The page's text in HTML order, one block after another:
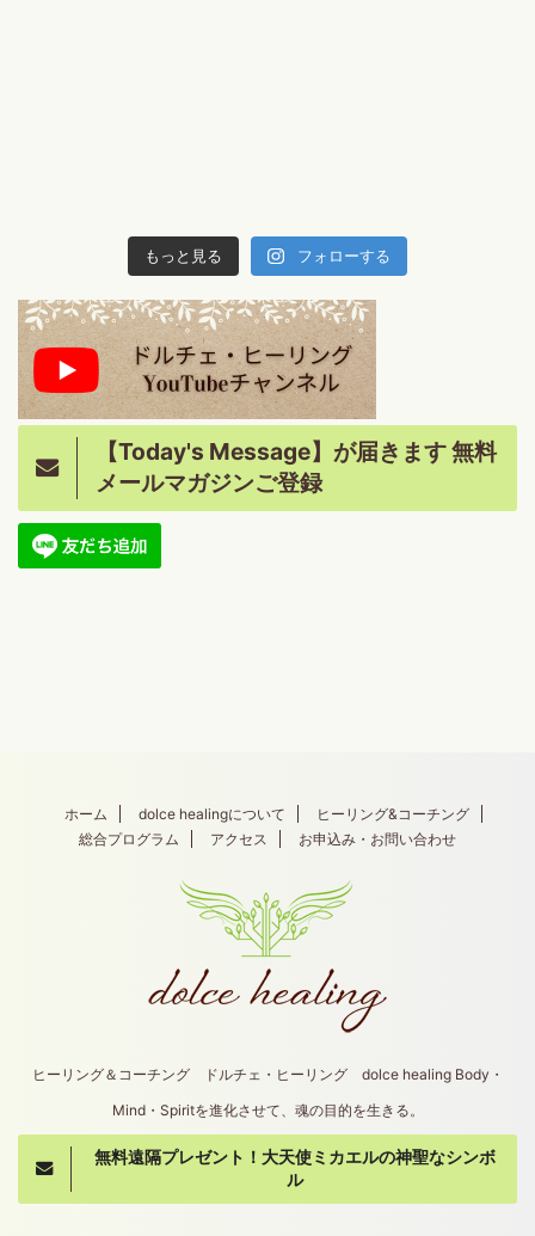
もっと見る フォローする
【Today's Message】が届きます 無料
メールマガジンご登録
ホーム dolce healingについて
ヒーリング&コーチング
総合プログラム
アクセス お申込み・お問い合わせ
ヒーリング＆コーチング ドルチェ・ヒーリング dolce healing Body・
Mind・Spiritを進化させて、魂の目的を生きる。
無料遠隔プレゼント！大天使ミカエルの神聖なシンボ
ル
Copyright© dolce healing , 2026 All Rights
Reserved.